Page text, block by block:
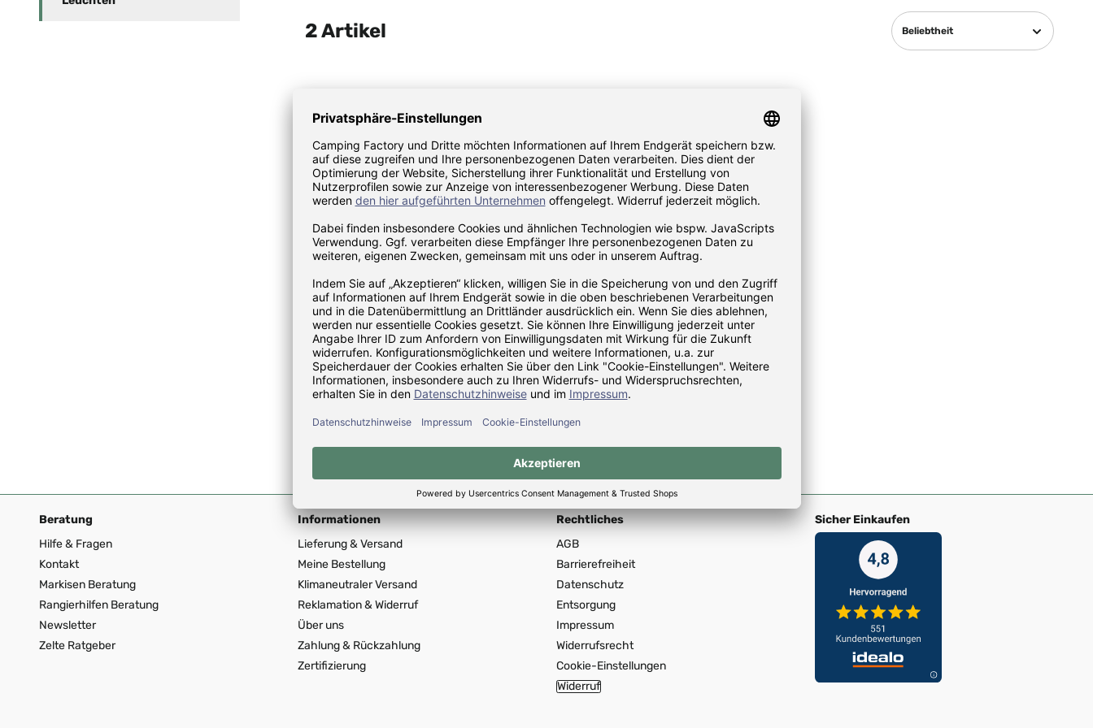
2 Artikel Beliebtheit
KOZIOL Tischleuchte Light to Go
Light cotton white
Lieferzeit: 2 - 3 Wochen
Regulärer Preis:
CHF 53.20*
KOZIOL Tischleuchte Light to Go
Light organic grey
Lieferzeit: 2 - 3 Wochen
Regulärer Preis:
CHF 56.20*
Beratung
Hilfe & Fragen
Kontakt
Markisen Beratung
Rangierhilfen Beratung
Newsletter
Zelte Ratgeber
Informationen
Lieferung & Versand
Meine Bestellung
Klimaneutraler Versand
Reklamation & Widerruf
Über uns
Zahlung & Rückzahlung
Zertifizierung
Rechtliches
AGB
Barrierefreiheit
Datenschutz
Entsorgung
Impressum
Widerrufsrecht
Cookie-Einstellungen
Widerruf
Sicher Einkaufen